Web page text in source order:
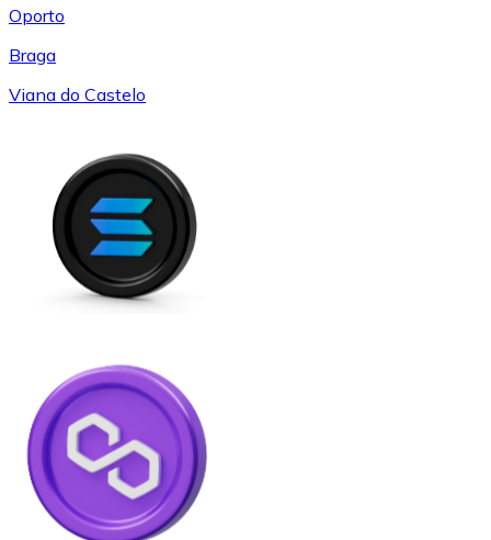
Oporto
Braga
Viana do Castelo